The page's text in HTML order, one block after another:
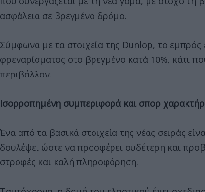
ασφάλεια σε βρεγμένο δρόμο.
Σύμφωνα με τα στοιχεία της Dunlop, το
φρεναρίσματος στο βρεγμένο κατά 10%, κάτι
περιβάλλον.
Ισορροπημένη συμπεριφορά και σπορ
Ένα από τα βασικά στοιχεία της νέας σειράς
δουλέψει ώστε να προσφέρει ουδέτερη και
στροφές και καλή πληροφόρηση.